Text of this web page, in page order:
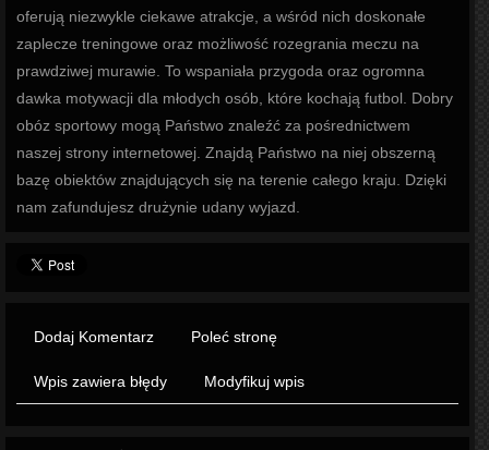
oferują niezwykle ciekawe atrakcje, a wśród nich doskonałe
zaplecze treningowe oraz możliwość rozegrania meczu na
prawdziwej murawie. To wspaniała przygoda oraz ogromna
dawka motywacji dla młodych osób, które kochają futbol. Dobry
obóz sportowy mogą Państwo znaleźć za pośrednictwem
naszej strony internetowej. Znajdą Państwo na niej obszerną
bazę obiektów znajdujących się na terenie całego kraju. Dzięki
nam zafundujesz drużynie udany wyjazd.
Dodaj Komentarz Poleć stronę
Wpis zawiera błędy Modyfikuj wpis